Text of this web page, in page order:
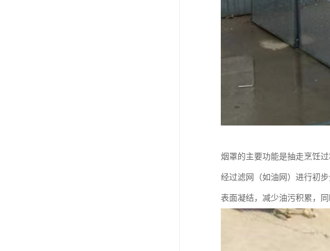
烟罩的主要功能是抽走烹饪
经过滤网（如油网）进行初
表面凝结，减少油污积累，